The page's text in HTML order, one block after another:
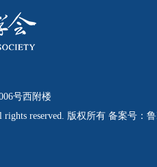
号西附楼
reserved. 版权所有 备案号：鲁